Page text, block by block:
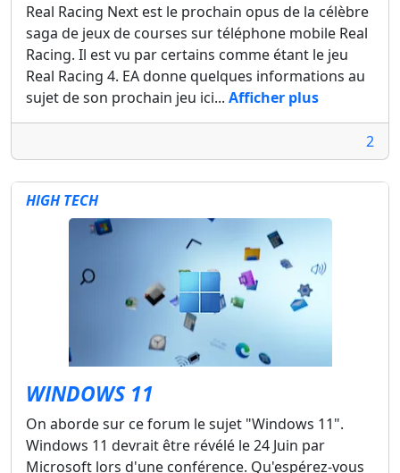
Real Racing Next est le prochain opus de la célèbre
saga de jeux de courses sur téléphone mobile Real
Racing. Il est vu par certains comme étant le jeu
Real Racing 4. EA donne quelques informations au
sujet de son prochain jeu ici... Afficher plus
2
HIGH TECH
WINDOWS 11
On aborde sur ce forum le sujet "Windows 11".
Windows 11 devrait être révélé le 24 Juin par
Microsoft lors d'une conférence. Qu'espérez-vous